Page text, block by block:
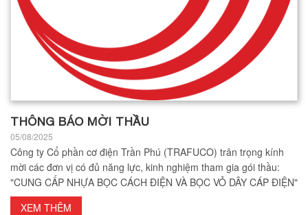
THÔNG BÁO MỜI THẦU
05/08/2025
Công ty Cổ phần cơ điện Trần Phú (TRAFUCO) trân trọng kính
mời các đơn vị có đủ năng lực, kinh nghiệm tham gia gói thầu:
"CUNG CẤP NHỰA BỌC CÁCH ĐIỆN VÀ BỌC VỎ DÂY CÁP ĐIỆN"
XEM THÊM